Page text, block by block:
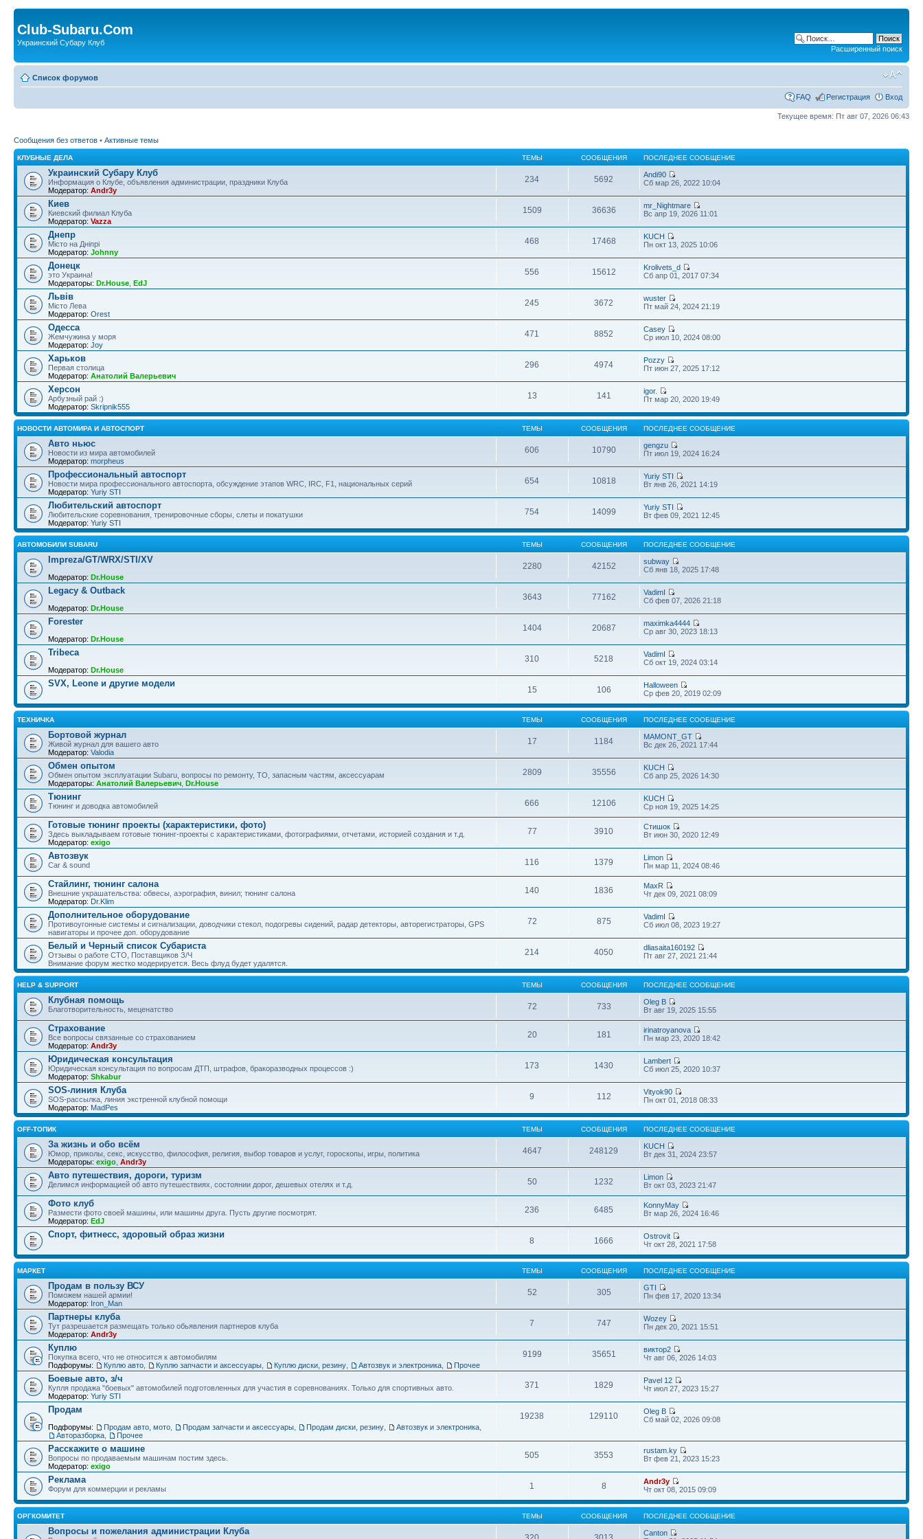
Club-Subaru.Com
Украинский Субару Клуб
Расширенный поиск
Список форумов
FAQ Регистрация Вход
Текущее время: Пт авг 07, 2026 06:43
Сообщения без ответов • Активные темы
КЛУБНЫЕ ДЕЛА ТЕМЫ СООБЩЕНИЯ ПОСЛЕДНЕЕ СООБЩЕНИЕ
Украинский Субару Клуб
Информация о Клубе, объявления администрации, праздники Клуба
Модератор: Andr3y
234 5692
Andi90
Сб мар 26, 2022 10:04
Киев
Киевский филиал Клуба
Модератор: Vazza
1509 36636
mr_Nightmare
Вс апр 19, 2026 11:01
Днепр
Місто на Дніпрі
Модератор: Johnny
468 17468
KUCH
Пн окт 13, 2025 10:06
Донецк
это Украина!
Модераторы: Dr.House EdJ
556 15612
Krolivets_d
Сб апр 01, 2017 07:34
Львів
Місто Лева
Модератор: Orest
245 3672
wuster
Пт май 24, 2024 21:19
Одесса
Жемчужина у моря
Модератор: Joy
471 8852
Casey
Ср июл 10, 2024 08:00
Харьков
Первая столица
Модератор: Анатолий Валерьевич
296 4974
Pozzy
Пт июн 27, 2025 17:12
Херсон
Арбузный рай :)
Модератор: Skripnik555
13 141
igor.
Пт мар 20, 2020 19:49
НОВОСТИ АВТОМИРА И АВТОСПОРТ ТЕМЫ СООБЩЕНИЯ ПОСЛЕДНЕЕ СООБЩЕНИЕ
Авто ньюс
Новости из мира автомобилей
Модератор: morpheus
606 10790
gengzu
Пт июл 19, 2024 16:24
Профессиональный автоспорт
Новости мира профессионального автоспорта, обсуждение этапов WRC, IRC, F1, национальных серий
Модератор: Yuriy STI
654 10818
Yuriy STI
Вт янв 26, 2021 14:19
Любительский автоспорт
Любительские соревнования, тренировочные сборы, слеты и покатушки
Модератор: Yuriy STI
754 14099
Yuriy STI
Вт фев 09, 2021 12:45
АВТОМОБИЛИ SUBARU ТЕМЫ СООБЩЕНИЯ ПОСЛЕДНЕЕ СООБЩЕНИЕ
Impreza/GT/WRX/STI/XV
Модератор: Dr.House
2280 42152
subway
Сб янв 18, 2025 17:48
Legacy & Outback
Модератор: Dr.House
3643 77162
VadimI
Сб фев 07, 2026 21:18
Forester
Модератор: Dr.House
1404 20687
maximka4444
Ср авг 30, 2023 18:13
Tribeca
Модератор: Dr.House
310 5218
VadimI
Сб окт 19, 2024 03:14
SVX, Leone и другие модели
15 106
Halloween
Ср фев 20, 2019 02:09
ТЕХНИЧКА ТЕМЫ СООБЩЕНИЯ ПОСЛЕДНЕЕ СООБЩЕНИЕ
Бортовой журнал
Живой журнал для вашего авто
Модератор: Valodia
17 1184
MAMONT_GT
Вс дек 26, 2021 17:44
Обмен опытом
Обмен опытом эксплуатации Subaru, вопросы по ремонту, ТО, запасным частям, аксессуарам
Модераторы: Анатолий Валерьевич Dr.House
2809 35556
KUCH
Сб апр 25, 2026 14:30
Тюнинг
Тюнинг и доводка автомобилей 666 12106
KUCH
Ср ноя 19, 2025 14:25
Готовые тюнинг проекты (характеристики, фото)
Здесь выкладываем готовые тюнинг-проекты с характеристиками, фотографиями, отчетами, историей создания и т.д.
Модератор: exigo
77 3910
Стишок
Вт июн 30, 2020 12:49
Автозвук
Car & sound 116 1379
Limon
Пн мар 11, 2024 08:46
Стайлинг, тюнинг салона
Внешние украшательства: обвесы, аэрография, винил; тюнинг салона
Модератор: Dr.Klim
140 1836
MaxR
Чт дек 09, 2021 08:09
Дополнительное оборудование
Противоугонные системы и сигнализации, доводчики стекол, подогревы сидений, радар детекторы, авторегистраторы, GPS
навигаторы и прочее доп. оборудование
72 875
VadimI
Сб июл 08, 2023 19:27
Белый и Черный список Субариста
Отзывы о работе СТО, Поставщиков З/Ч
Внимание форум жестко модерируется. Весь флуд будет удалятся.
214 4050
dliasaita160192
Пт авг 27, 2021 21:44
HELP & SUPPORT ТЕМЫ СООБЩЕНИЯ ПОСЛЕДНЕЕ СООБЩЕНИЕ
Клубная помощь
Благотворительность, меценатство 72 733
Oleg B
Вт авг 19, 2025 15:55
Страхование
Все вопросы связанные со страхованием
Модератор: Andr3y
20 181
irinatroyanova
Пн мар 23, 2020 18:42
Юридическая консультация
Юридическая консультация по вопросам ДТП, штрафов, бракоразводных процессов :)
Модератор: Shkabur
173 1430
Lambert
Сб июл 25, 2020 10:37
SOS-линия Клуба
SOS-рассылка, линия экстренной клубной помощи
Модератор: MadPes
9 112
Vityok90
Пн окт 01, 2018 08:33
OFF-ТОПИК ТЕМЫ СООБЩЕНИЯ ПОСЛЕДНЕЕ СООБЩЕНИЕ
За жизнь и обо всём
Юмор, приколы, секс, искусство, философия, религия, выбор товаров и услуг, гороскопы, игры, политика
Модераторы: exigo Andr3y
4647 248129
KUCH
Вт дек 31, 2024 23:57
Авто путешествия, дороги, туризм
Делимся информацией об авто путешествиях, состоянии дорог, дешевых отелях и т.д. 50 1232
Limon
Вт окт 03, 2023 21:47
Фото клуб
Размести фото своей машины, или машины друга. Пусть другие посмотрят.
Модератор: EdJ
236 6485
KonnyMay
Вт мар 26, 2024 16:46
Спорт, фитнесс, здоровый образ жизни
8 1666
Ostrovit
Чт окт 28, 2021 17:58
МАРКЕТ ТЕМЫ СООБЩЕНИЯ ПОСЛЕДНЕЕ СООБЩЕНИЕ
Продам в пользу ВСУ
Поможем нашей армии!
Модератор: Iron_Man
52 305
GTI
Пн фев 17, 2020 13:34
Партнеры клуба
Тут разрешается размещать только обьявления партнеров клуба
Модератор: Andr3y
7 747
Wozey
Пн дек 20, 2021 15:51
Куплю
Покупка всего, что не относится к автомобилям
Подфорумы:
Куплю авто Куплю запчасти и аксессуары Куплю диски, резину Автозвук и электроника Прочее
9199 35651
виктор2
Чт авг 06, 2026 14:03
Боевые авто, з/ч
Купля продажа "боевых" автомобилей подготовленных для участия в соревнованиях. Только для спортивных авто.
Модератор: Yuriy STI
371 1829
Pavel 12
Чт июл 27, 2023 15:27
Продам
Подфорумы: Продам авто, мото Продам запчасти и аксессуары Продам диски, резину Автозвук и электроника
Авторазборка
Прочее
19238 129110
Oleg B
Сб май 02, 2026 09:08
Расскажите о машине
Вопросы по продаваемым машинам постим здесь.
Модератор: exigo
505 3553
rustam.ky
Вт фев 21, 2023 15:23
Реклама
Форум для коммерции и рекламы 1 8
Andr3y
Чт окт 08, 2015 09:09
ОРГКОМИТЕТ ТЕМЫ СООБЩЕНИЯ ПОСЛЕДНЕЕ СООБЩЕНИЕ
Вопросы и пожелания администрации Клуба
Canton